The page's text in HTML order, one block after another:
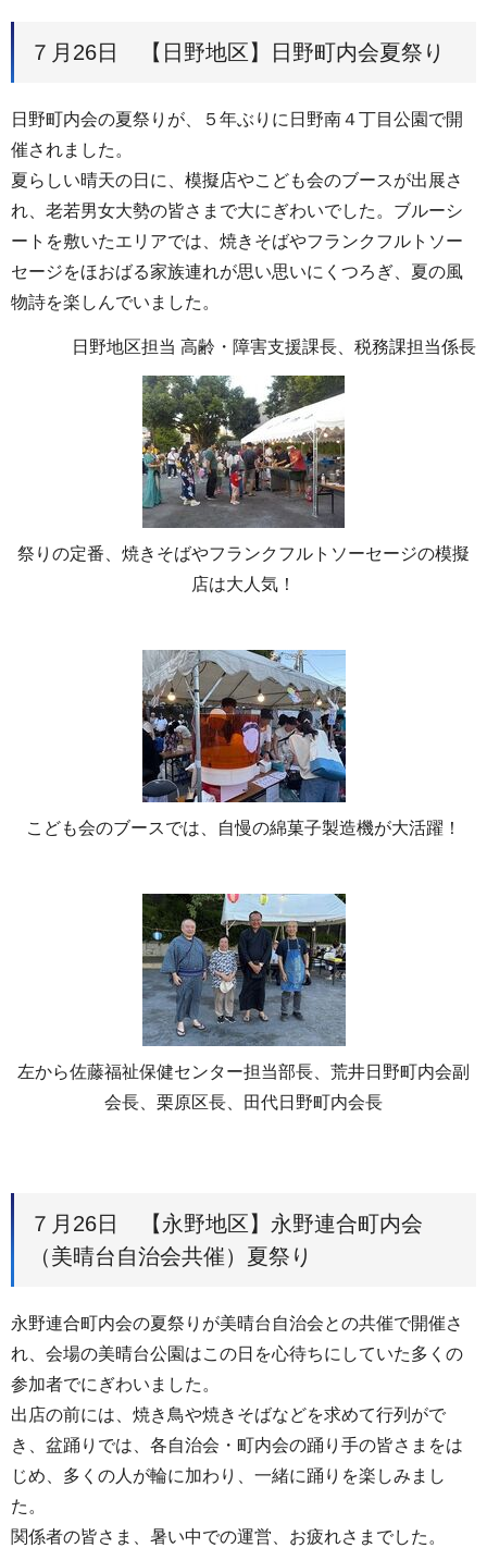
７月26日 【日野地区】日野町内会夏祭り
日野町内会の夏祭りが、５年ぶりに日野南４丁目公園で開
催されました。
夏らしい晴天の日に、模擬店やこども会のブースが出展さ
れ、老若男女大勢の皆さまで大にぎわいでした。ブルーシ
ートを敷いたエリアでは、焼きそばやフランクフルトソー
セージをほおばる家族連れが思い思いにくつろぎ、夏の風
物詩を楽しんでいました。
日野地区担当 高齢・障害支援課長、税務課担当係長
祭りの定番、焼きそばやフランクフルトソーセージの模擬
店は大人気！
こども会のブースでは、自慢の綿菓子製造機が大活躍！
左から佐藤福祉保健センター担当部長、荒井日野町内会副
会長、栗原区長、田代日野町内会長
７月26日 【永野地区】永野連合町内会
（美晴台自治会共催）夏祭り
永野連合町内会の夏祭りが美晴台自治会との共催で開催さ
れ、会場の美晴台公園はこの日を心待ちにしていた多くの
参加者でにぎわいました。
出店の前には、焼き鳥や焼きそばなどを求めて行列がで
き、盆踊りでは、各自治会・町内会の踊り手の皆さまをは
じめ、多くの人が輪に加わり、一緒に踊りを楽しみまし
た。
関係者の皆さま、暑い中での運営、お疲れさまでした。